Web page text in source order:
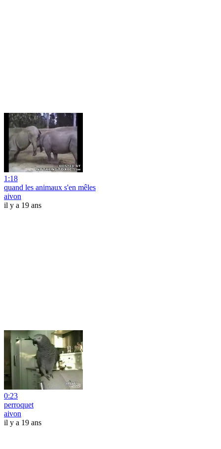
1:18
quand les animaux s'en mêles
aivon
il y a 19 ans
0:23
perroquet
aivon
il y a 19 ans